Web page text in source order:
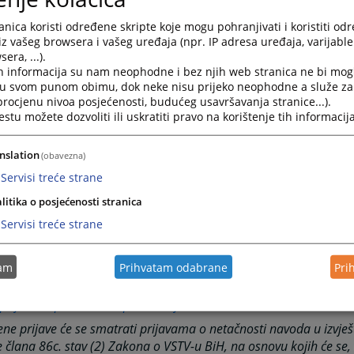
o načinu popunjavanja obrasca izvještaja o imovini i
i članova Vijeća
postavljena pitanja u vezi popunjavanja izvještaja o
izvještaja o imovini i interesima za 2025. godinu u
o imovini i interesima za 2025. godinu
provođenje postupka po izvještajima, u skladu sa svojim
je mehanizam putem kojeg se mogu podnijeti obrazložene
o netačnosti navoda u izvještaju o imovini i interesima
prijave će se smatrati prijavama o netačnosti navoda u
člana 86c. stav (2) Zakona o VSTV-u BiH, na osnovu kojih će
koristi određene skripte koje mogu pohranjivati i koristiti
vašeg browsera i vašeg uređaja (npr. IP adresa uređaja,
...).
informacija su nam neophodne i bez njih web stranica ne bi
svom punom obimu, dok neke nisu prijeko neophodne a služe
nivoa posjećenosti, budućeg usavršavanja stranice...).
možete dozvoliti ili uskratiti pravo na korištenje tih
(obavezna)
Servisi treće strane
o posjećenosti stranica
Servisi treće strane
Prihvatam odabrane